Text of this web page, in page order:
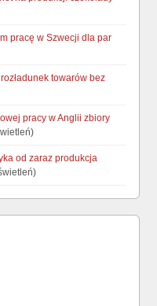
pracę w Szwecji dla par
towarów bez
pracy w Anglii zbiory
od zaraz produkcja